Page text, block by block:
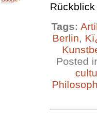
Tags:
Berlin
Posted